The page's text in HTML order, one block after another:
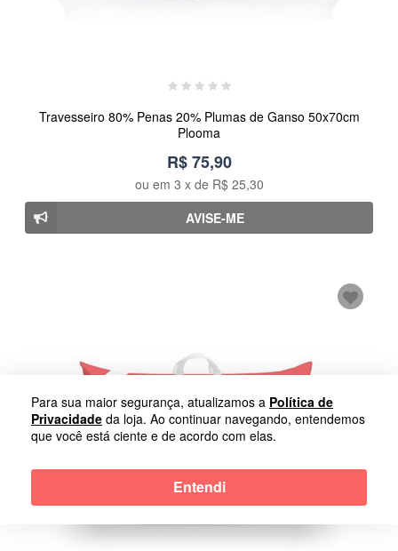
Travesseiro 80% Penas 20% Plumas de Ganso 50x70cm
Plooma
R$ 75,90
ou em 3 x de R$ 25,30
AVISE-ME
Para sua maior segurança, atualizamos a Política de
Privacidade da loja. Ao continuar navegando, entendemos
que você está ciente e de acordo com elas.
Entendi